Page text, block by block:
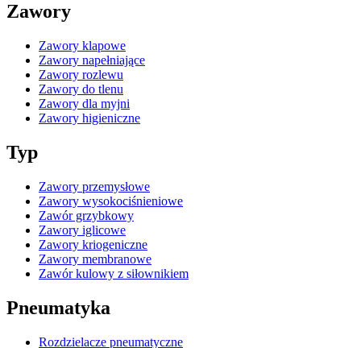
Zawory
Zawory klapowe
Zawory napełniające
Zawory rozlewu
Zawory do tlenu
Zawory dla myjni
Zawory higieniczne
Typ
Zawory przemysłowe
Zawory wysokociśnieniowe
Zawór grzybkowy
Zawory iglicowe
Zawory kriogeniczne
Zawory membranowe
Zawór kulowy z siłownikiem
Pneumatyka
Rozdzielacze pneumatyczne